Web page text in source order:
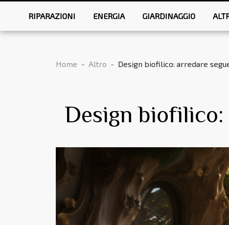
RIPARAZIONI ENERGIA GIARDINAGGIO
Home Altro Design biofilico: arredare
Design biofilico: